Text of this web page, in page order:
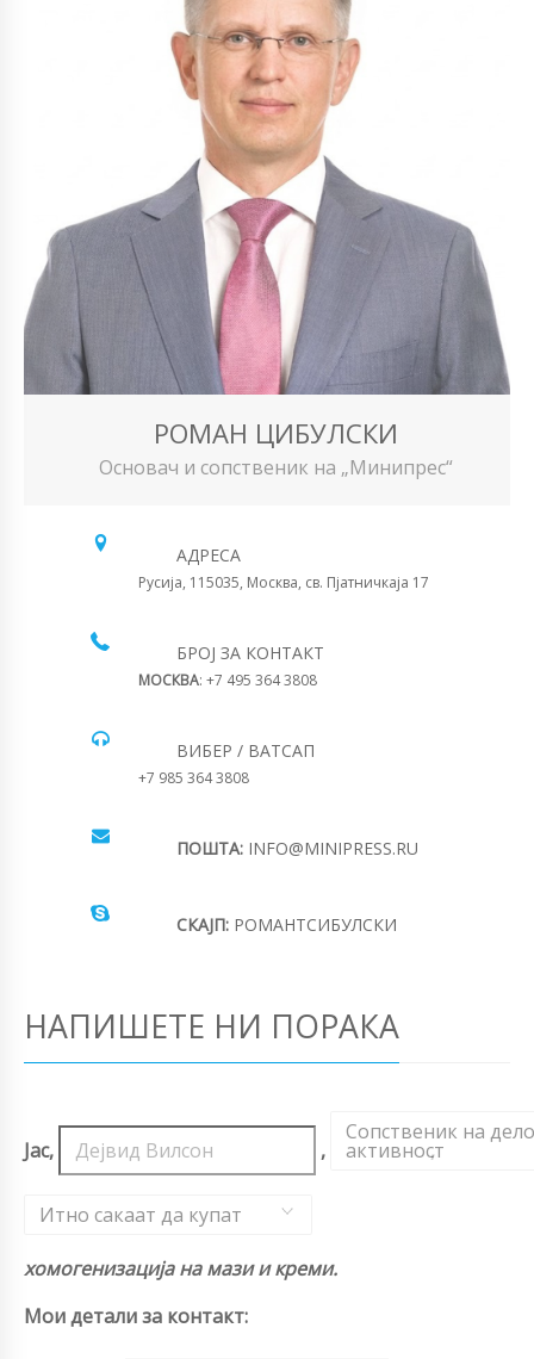
РОМАН ЦИБУЛСКИ
Основач и сопственик на „Минипрес“
АДРЕСА
Русија, 115035, Москва, св. Пјатничкаја 17
БРОЈ ЗА КОНТАКТ
МОСКВА: +7 495 364 3808
ВИБЕР / ВАТСАП
+7 985 364 3808
ПОШТА: INFO@MINIPRESS.RU
СКАЈП: РОМАНТСИБУЛСКИ
НАПИШЕТЕ НИ ПОРАКА
Јас, ,
Сопственик на
активност
,
Итно сакаат да купат
хомогенизација на мази и креми.
Мои детали за контакт: